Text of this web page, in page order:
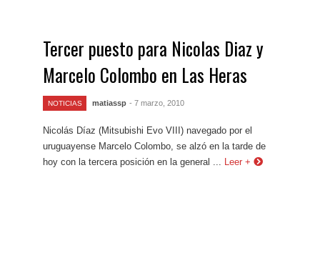
Tercer puesto para Nicolas Diaz y
Marcelo Colombo en Las Heras
NOTICIAS matiassp - 7 marzo, 2010
Nicolás Díaz (Mitsubishi Evo VIII) navegado por el
uruguayense Marcelo Colombo, se alzó en la tarde de
hoy con la tercera posición en la general ...
Leer +